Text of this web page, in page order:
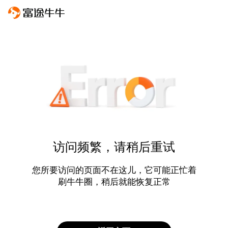
访问频繁，请稍后重试
您所要访问的页面不在这儿，它可能正忙着
刷牛牛圈，稍后就能恢复正常